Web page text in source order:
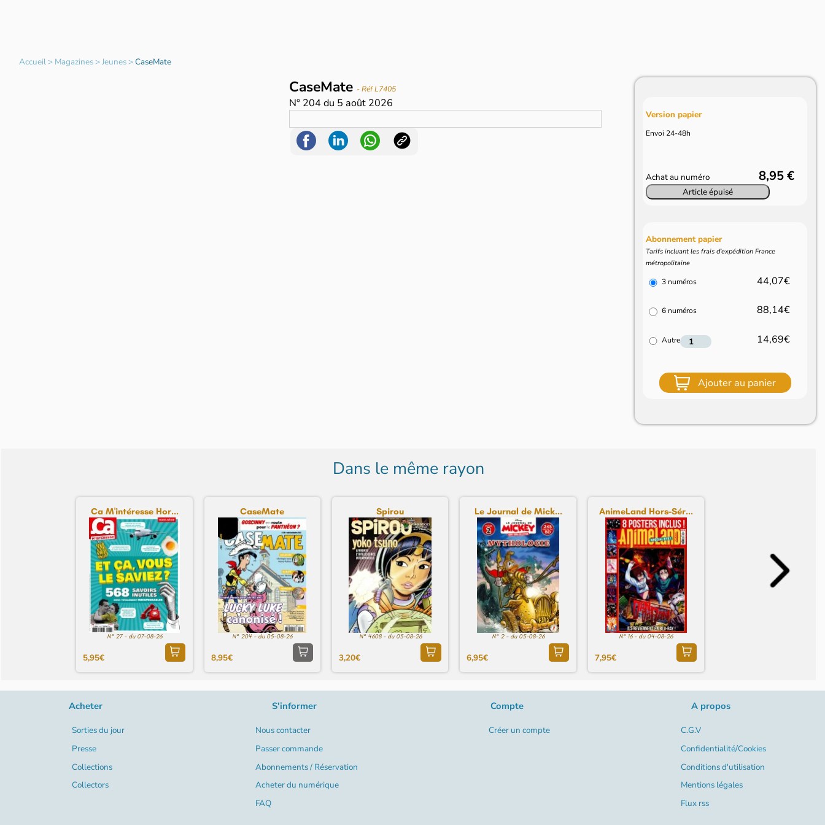
Accueil> Magazines>Jeunes>CaseMate
CaseMate - Réf L7405
N° 204 du 5 août 2026
Version papier
Envoi 24-48h
Achat au numéro 8,95 €
Article épuisé
Abonnement papier
Tarifs incluant les frais d'expédition France
métropolitaine
3 numéros 44,07€
6 numéros 88,14€
Autre 14,69€
Ajouter au panier
Dans le même rayon
Ca M'intéresse Hor...
N° 27 - du 07-08-26
5,95€
CaseMate
N° 204 - du 05-08-26
8,95€
Spirou
N° 4608 - du 05-08-26
3,20€
Le Journal de Mick...
N° 2 - du 05-08-26
6,95€
AnimeLand Hors-Sér...
N° 16 - du 04-08-26
7,95€
Acheter
Sorties du jour
Presse
Collections
Collectors
S'informer
Nous contacter
Passer commande
Abonnements / Réservation
Acheter du numérique
FAQ
Compte
Créer un compte
A propos
C.G.V
Confidentialité/Cookies
Conditions d'utilisation
Mentions légales
Flux rss